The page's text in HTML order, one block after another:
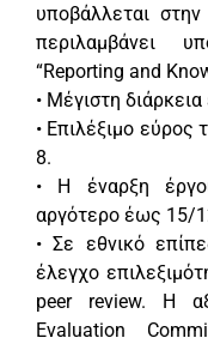
υποβάλλεται
περιλαμβάνει
“Reporting and
• Μέγιστη
• Επιλέξιμο εύρος
8.
• Η έναρξη
αργότερο έως 15/
• Σε εθνικό
έλεγχο
peer review. Η
Evaluation